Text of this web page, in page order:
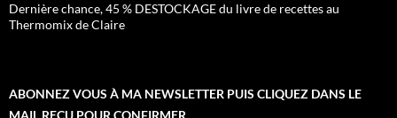
Dernière chance, 45 % DESTOCKAGE du livre de recettes au
Thermomix de Claire
ABONNEZ VOUS À MA NEWSLETTER PUIS CLIQUEZ DANS LE
MAIL REÇU POUR CONFIRMER.